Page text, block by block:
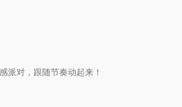
派对，跟随节奏动起来！